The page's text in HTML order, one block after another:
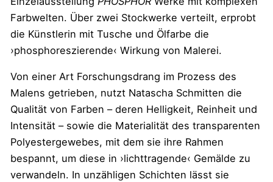
Farbwelten. Über zwei Stockwerke verteilt, erprobt
die Künstlerin mit Tusche und Ölfarbe die
›phosphoreszierende‹ Wirkung von Malerei.
Von einer Art Forschungsdrang im Prozess des
Malens getrieben, nutzt Natascha Schmitten die
Qualität von Farben – deren Helligkeit, Reinheit und
Intensität – sowie die Materialität des transparenten
Polyestergewebes, mit dem sie ihre Rahmen
bespannt, um diese in ›lichttragende‹ Gemälde zu
verwandeln. In unzähligen Schichten lässt sie